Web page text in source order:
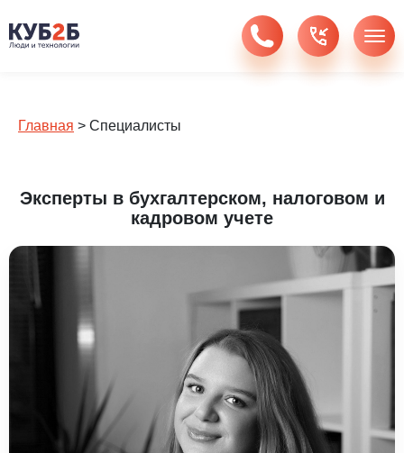
Главная > Специалисты
Эксперты в бухгалтерском, налоговом и
кадровом учете